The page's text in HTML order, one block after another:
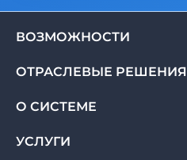
ВОЗМОЖНОСТИ
ОТРАСЛЕВЫЕ РЕШЕНИЯ
О СИСТЕМЕ
УСЛУГИ